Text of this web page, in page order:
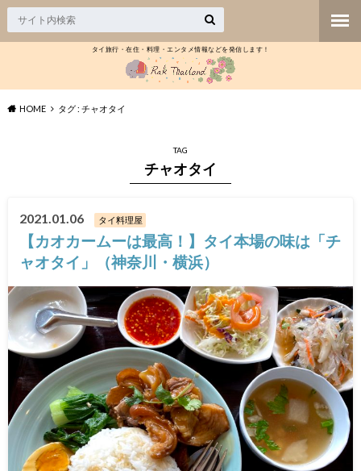
タイ旅行・在住・料理・エンタメ情報などを発信します！
HOME タグ : チャオタイ
TAG
チャオタイ
2021.01.06 タイ料理屋
【カオカームーは最高！】タイ本場の味は「チ
ャオタイ」（神奈川・横浜）